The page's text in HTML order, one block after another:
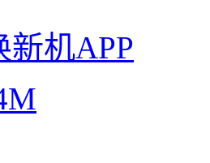
新机APP